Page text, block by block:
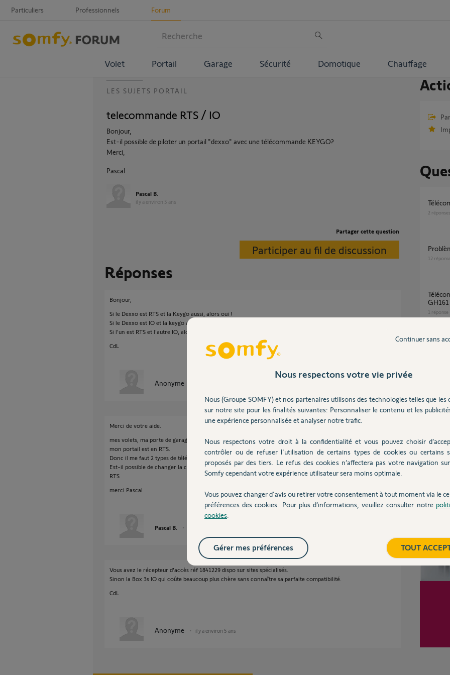
Particuliers Professionnels Forum
Volet Portail Garage Sécurité Domotique Chauffage
LES SUJETS PORTAIL
telecommande RTS / IO
Bonjour,
Est-il possible de piloter un portail "dexxo" avec une télécommande KEYGO?
Merci,
Pascal
Pascal B.
il y a environ 5 ans
Partager cette question
Participer au fil de discussion
Réponses
Bonjour,
Si le Dexxo est RTS et la Keygo aussi, alors oui !
Si le Dexxo est IO et la keygo aussi, alors oui !
Si l'un est RTS et l'autre IO, alors non !
CdL
Anonyme
Merci de votre aide.
mes volets, ma porte de garage sont en IO
mon portail est en RTS.
Donc il me faut 2 types de télécommande RTS et IO.
Est-il possible de changer la carte électronique du slidymoove 600 en IO (je l'ai acheté en
RTS
merci Pascal
Pascal B.
Vous avez le récepteur d'accès réf 1841229 dispo sur sites spécialisés.
Sinon la Box 3s IO qui coûte beaucoup plus chère sans connaître sa parfaite compatibilité.
CdL
Anonyme il y a environ 5 ans
2 réponses
12
Télécommande volet solus transmitter
GH161
1 réponse
kit
4réponses
Nous respectons votre vie privée
Nous (Groupe SOMFY) et nos partenaires utilisons des technologies telles que les
sur notre site pour les finalités suivantes: Personnaliser le contenu et les
une expérience personnalisée et analyser notre trafic.
Nous respectons votre droit à la confidentialité et vous pouvez choisir
contrôler ou de refuser l'utilisation de certains types de cookies ou certains
proposés par des tiers. Le refus des cookies n’affectera pas votre navigation
Somfy cependant votre expérience utilisateur sera moins optimale.
Vous pouvez changer d'avis ou retirer votre consentement à tout moment via le
préférences des cookies. Pour plus d’informations, veuillez consulter notre
cookies
Continuer sans
TOUT
Gérer mes préférences